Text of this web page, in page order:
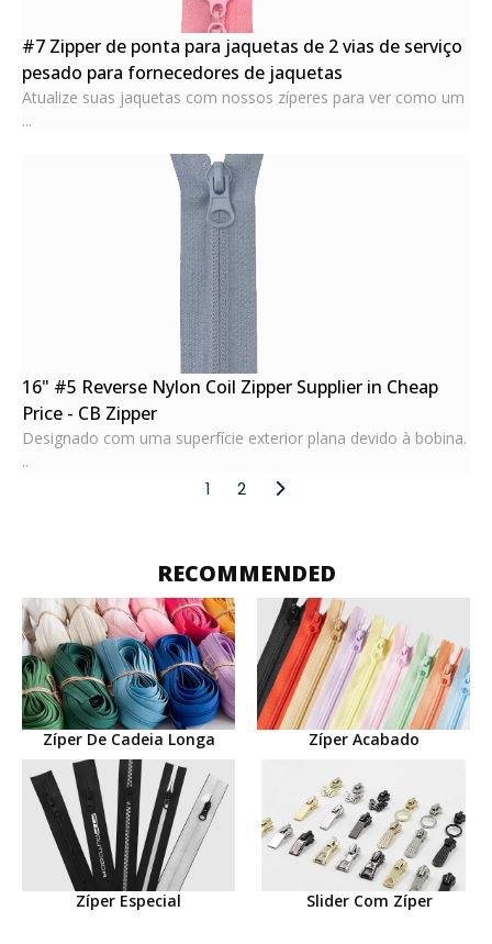
#7 Zipper de ponta para jaquetas de 2 vias de serviço
pesado para fornecedores de jaquetas
Atualize suas jaquetas com nossos zíperes para ver como um
...
16" #5 Reverse Nylon Coil Zipper Supplier in Cheap
Price - CB Zipper
Designado com uma superfície exterior plana devido à bobina.
..
1 2
RECOMMENDED
Zíper De Cadeia Longa Zíper Acabado
Zíper Especial Slider Com Zíper